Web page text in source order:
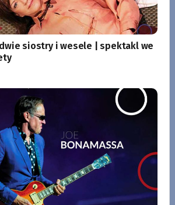
siostry i wesele | spektakl we